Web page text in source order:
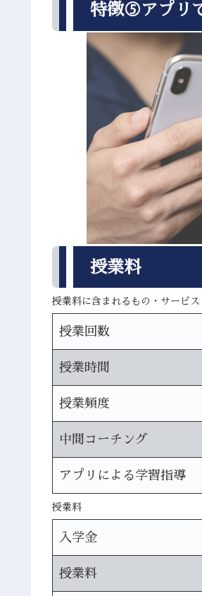
特徴⑤アプリ
授業料
授業料に含まれるもの・サービス
授業回数
授業時間
授業頻度
中間コーチング
アプリによる学習指導
授業料
入学金
授業料